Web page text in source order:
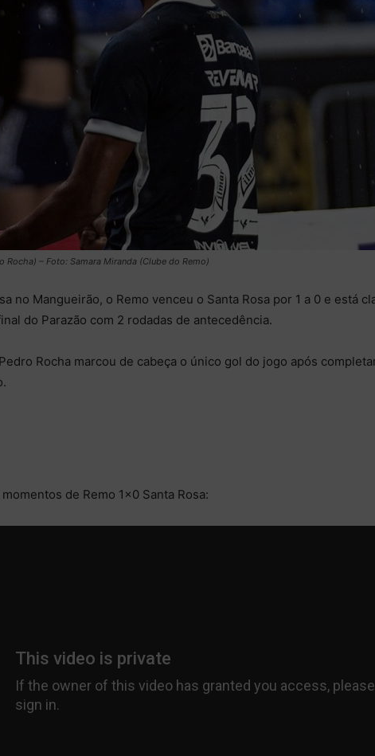
Rocha) – Foto: Samara Miranda (Clube do Remo)
no Mangueirão, o Remo venceu o Santa Rosa por 1 a 0 e está
do Parazão com 2 rodadas de antecedência.
Rocha marcou de cabeça o único gol do jogo após
de Remo 1×0 Santa Rosa: